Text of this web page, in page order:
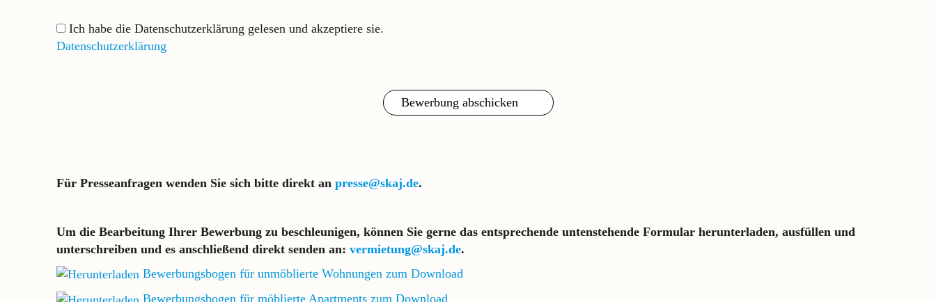
Ich habe die Datenschutzerklärung gelesen und akzeptiere sie.
Datenschutzerklärung
Für Presseanfragen wenden Sie sich bitte direkt an presse@skaj.de.
Um die Bearbeitung Ihrer Bewerbung zu beschleunigen, können Sie gerne das entsprechende untenstehende Formular herunterladen, ausfüllen und
unterschreiben und es anschließend direkt senden an: vermietung@skaj.de.
Bewerbungsbogen für unmöblierte Wohnungen zum Download
Bewerbungsbogen für möblierte Apartments zum Download